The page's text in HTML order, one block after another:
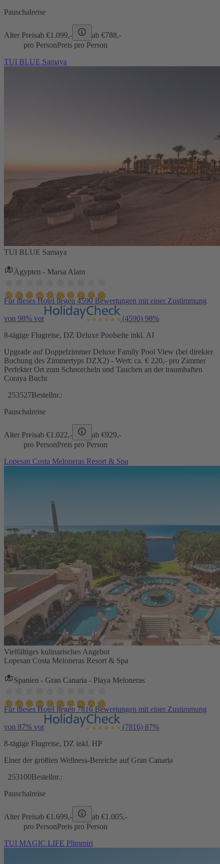
Pauschalreise
Alter Preisab €1.099,- ab €788,-
pro PersonPreis pro Person
TUI BLUE Samaya
TUI BLUE Samaya
Ägypten - Marsa Alam
Für dieses Hotel liegen 4590 Bewertungen mit einer Zustimmung
von 98% vor (4590) 98%
8-tägige Flugreise, DZ Deluxe Poolseite inkl. AI
Upgrade auf Doppelzimmer Deluxe Family Pool View (bei direkter
Buchung des Zimmertyps DZX2) - Wert: ca. € 220,- pro Zimmer
Perfekter Ort zum Schnorcheln und Tauchen an der traumhaften
Coraya Bucht
253527Bestellnr.:
Pauschalreise
Alter Preisab €1.022,- ab €929,-
pro PersonPreis pro Person
Lopesan Costa Meloneras Resort & Spa
Vielfältiges kulinarisches Angebot
Lopesan Costa Meloneras Resort & Spa
Spanien - Gran Canaria - Playa Meloneras
Für dieses Hotel liegen 7816 Bewertungen mit einer Zustimmung
von 87% vor (7816) 87%
8-tägige Flugreise, DZ inkl. HP
Einer der größten Wellness-Bereiche auf Gran Canaria
253100Bestellnr.:
Pauschalreise
Alter Preisab €1.699,- ab €1.005,-
pro PersonPreis pro Person
TUI MAGIC LIFE Plimmiri